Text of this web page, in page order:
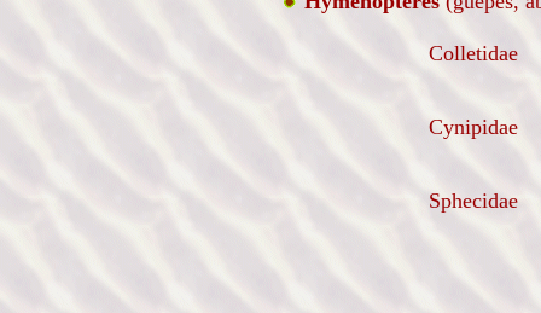
Colletidae
Cynipidae
Sphecidae